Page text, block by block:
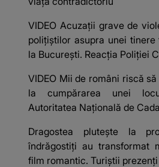
VIDEO Acuzații grave de
polițiștilor asupra unei
la București. Reacția Poliției
VIDEO Mii de români riscă
la cumpărarea unei
Autoritatea Națională de
Dragostea plutește la
îndrăgostiți au transformat
film romantic. Turiștii